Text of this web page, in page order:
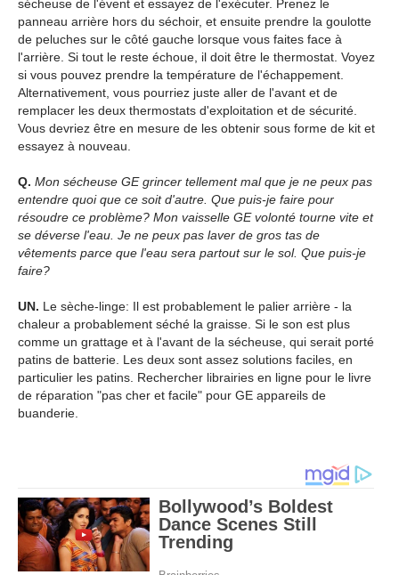
sécheuse de l'évent et essayez de l'exécuter. Prenez le
panneau arrière hors du séchoir, et ensuite prendre la goulotte
de peluches sur le côté gauche lorsque vous faites face à
l'arrière. Si tout le reste échoue, il doit être le thermostat. Voyez
si vous pouvez prendre la température de l'échappement.
Alternativement, vous pourriez juste aller de l'avant et de
remplacer les deux thermostats d'exploitation et de sécurité.
Vous devriez être en mesure de les obtenir sous forme de kit et
essayez à nouveau.
Q. Mon sécheuse GE grincer tellement mal que je ne peux pas
entendre quoi que ce soit d'autre. Que puis-je faire pour
résoudre ce problème? Mon vaisselle GE volonté tourne vite et
se déverse l'eau. Je ne peux pas laver de gros tas de
vêtements parce que l'eau sera partout sur le sol. Que puis-je
faire?
UN. Le sèche-linge: Il est probablement le palier arrière - la
chaleur a probablement séché la graisse. Si le son est plus
comme un grattage et à l'avant de la sécheuse, qui serait porté
patins de batterie. Les deux sont assez solutions faciles, en
particulier les patins. Rechercher librairies en ligne pour le livre
de réparation "pas cher et facile" pour GE appareils de
buanderie.